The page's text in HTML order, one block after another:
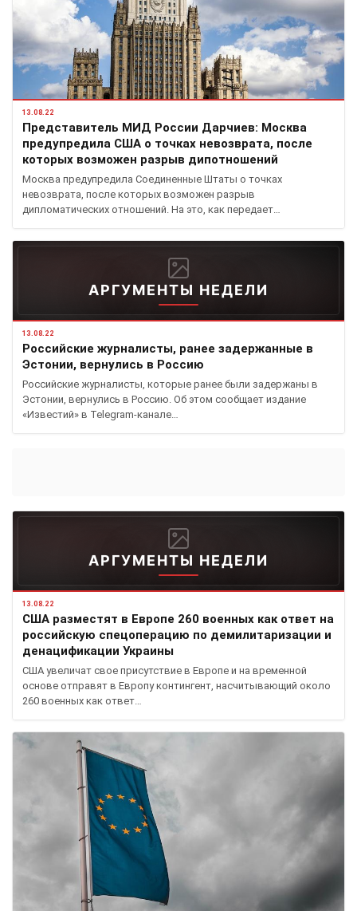
13.08.22
Представитель МИД России Дарчиев: Москва
предупредила США о точках невозврата, после
которых возможен разрыв дипотношений
Москва предупредила Соединенные Штаты о точках
невозврата, после которых возможен разрыв
дипломатических отношений. На это, как передает…
АРГУМЕНТЫ НЕДЕЛИ
13.08.22
Российские журналисты, ранее задержанные в
Эстонии, вернулись в Россию
Российские журналисты, которые ранее были задержаны в
Эстонии, вернулись в Россию. Об этом сообщает издание
«Известий» в Telegram-канале…
АРГУМЕНТЫ НЕДЕЛИ
13.08.22
США разместят в Европе 260 военных как ответ на
российскую спецоперацию по демилитаризации и
денацификации Украины
США увеличат свое присутствие в Европе и на временной
основе отправят в Европу контингент, насчитывающий около
260 военных как ответ…